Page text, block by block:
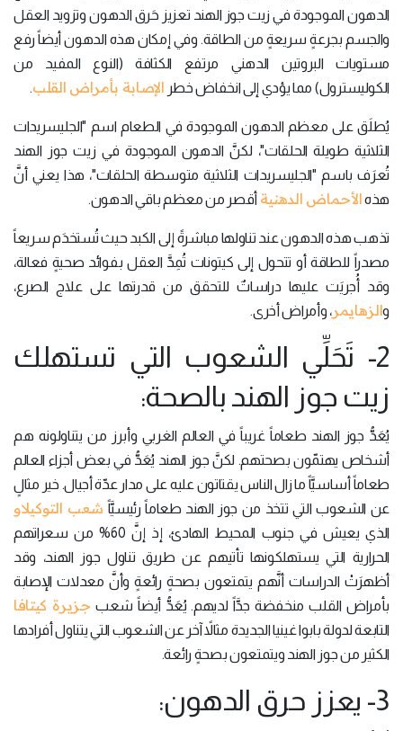
الدهون الموجودة في زيت جوز الهند تعزيز حَرق الدهون وتزويد العقل
والجسم بجرعةٍ سريعةٍ من الطاقة. وفي إمكان هذه الدهون أيضاً رفع
مستويات البروتين الدهني مرتفع الكثافة (النوع المفيد من
الكوليسترول) مما يؤدي إلى انخفاض خطر الإصابة بأمراض القلب.
يُطلَق على معظم الدهون الموجودة في الطعام اسم "الجليسريدات
الثلاثية طويلة الحلقات"، لكنَّ الدهون الموجودة في زيت جوز الهند
تُعرَف باسم "الجليسريدات الثلاثية متوسطة الحلقات"، هذا يعني أنَّ
هذهالأحماض الدهنية أقصر من معظم باقي الدهون.
تذهب هذه الدهون عند تناولها مباشرةً إلى الكبد حيث تُستخدَم سريعاً
مصدراً للطاقة أو تتحول إلى كيتونات تُمِدَّ العقل بفوائد صحيةٍ فعالة،
وقد أُجريَت عليها دراساتٌ للتحقق من قدرتها على علاج الصرع،
والزهايمر، وأمراض أخرى.
2- تَحَلِّي الشعوب التي تستهلك
زيت جوز الهند بالصحة:
يُعَدُّ جوز الهند طعاماً غريباً في العالم الغربي وأبرز من يتناولونه هم
أشخاص يهتمّون بصحتهم. لكنَّ جوز الهند يُعَدُّ في بعض أجزاء العالم
طعاماً أساسيَّاً ما زال الناس يقتاتون عليه على مدار عدّة أجيال. خير مثالٍ
عن الشعوب التي تتخذ من جوز الهند طعاماً رئيسيَّاً شعب التوكيلاو
الذي يعيش في جنوب المحيط الهادئ، إذ إنَّ 60% من سعراتهم
الحرارية التي يستهلكونها تأتيهم عن طريق تناول جوز الهند، وقد
أظهرَتْ الدراسات أنَّهم يتمتعون بصحةٍ رائعةٍ وأنَّ معدلات الإصابة
بأمراض القلب منخفضة جدَّاً لديهم. يُعَدُّ أيضاً شعب جزيرة كيتافا
التابعة لدولة بابوا غينيا الجديدة مثالاً آخر عن الشعوب التي يتناول أفرادها
الكثير من جوز الهند ويتمتعون بصحةٍ رائعة.
3- يعزز حرق الدهون: